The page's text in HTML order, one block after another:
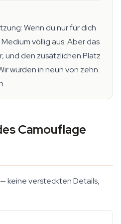
Wenn du nur für dich
völlig aus. Aber das
und den zusätzlichen Platz
würden in neun von zehn
Camouflage
keine versteckten Details,